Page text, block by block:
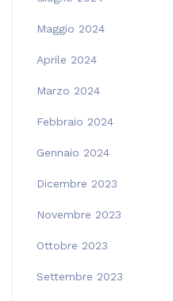
Maggio 2024
Aprile 2024
Marzo 2024
Febbraio 2024
Gennaio 2024
Dicembre 2023
Novembre 2023
Ottobre 2023
Settembre 2023